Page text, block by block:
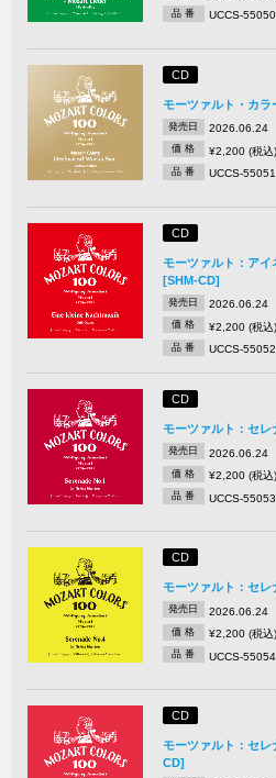
品 番 UCCS-55050
CD
モーツァルト・カ
発売日 2026.06.24
価 格 ¥2,200 (税込)
品 番 UCCS-55051
CD
モーツァルト：アイ
[SHM-CD]
発売日 2026.06.24
価 格 ¥2,200 (税込)
品 番 UCCS-55052
CD
モーツァルト：セレ
発売日 2026.06.24
価 格 ¥2,200 (税込)
品 番 UCCS-55053
CD
モーツァルト：セレ
発売日 2026.06.24
価 格 ¥2,200 (税込)
品 番 UCCS-55054
CD
モーツァルト：セ
CD]